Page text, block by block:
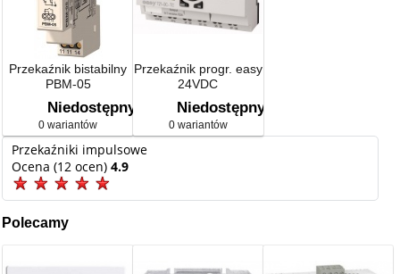
Przekaźnik bistabilny
PBM-05
Niedostępny
0 wariantów
Przekaźnik progr. easy
24VDC
Niedostępny
0 wariantów
Przekaźniki impulsowe
Ocena (12 ocen)4.9
Polecamy